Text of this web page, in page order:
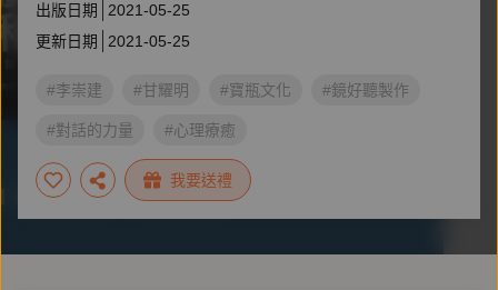
出版日期
2021-05-25
更新日期
2021-05-25
#李崇建 #甘耀明 #寶瓶文化 #鏡好聽製作
#對話的力量 #心理療癒
我要送禮